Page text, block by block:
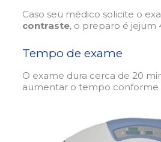
Caso seu médico solicite o
contraste, o preparo é jejum
Tempo de exame
O exame dura cerca de 20
aumentar o tempo conforme